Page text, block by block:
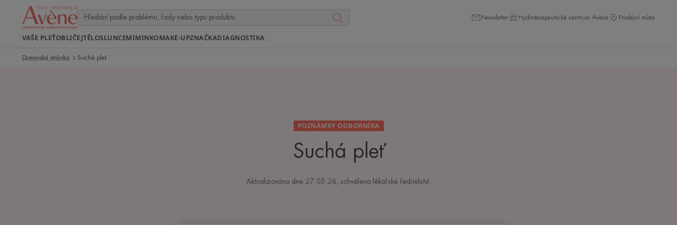
Newsletter Hydroterapeutické centrum Avène Prodejní místa
VAŠE PLEŤOBLIČEJTĚLOSLUNCEMIMINKOMAKE-UPZNAČKADIAGNOSTIKA
Domovská stránka Suchá pleť
POZNÁMKY ODBORNÍKA
Suchá pleť
Aktualizováno dne 27.05.26 , schváleno lékařské ředitelství.